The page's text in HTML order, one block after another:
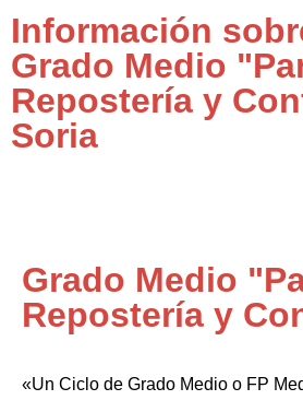
Información
Grado Medio
Repostería y
Soria
Grado Medio
Repostería y
«Un Ciclo de Grado Medio o FP